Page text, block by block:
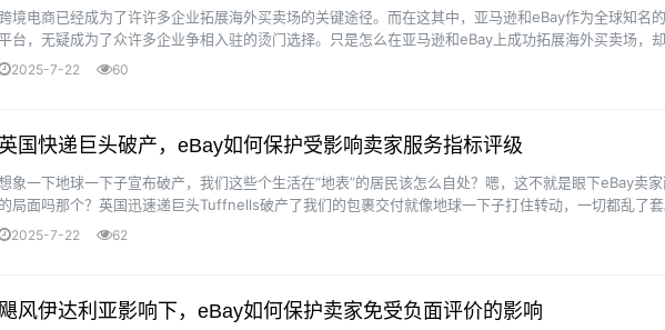
跨境电商已经成为了许许多企业拓展海外买卖场的关键途径。而在这其中，亚马逊和eBay作为全球知名
台，无疑成为了众许多企业争相入驻的烫门选择。只是怎么在亚马逊和eBay上成功拓展海外买卖场，
了许许多企业面临的一巨大困难题。本文将从···
2025-7-22 60
英国快递巨头破产，eBay如何保护受影响卖家服务指标评级
象一下地球一下子宣布破产，我们这些个生活在“地表”的居民该怎么自处？嗯，这不就是眼下eBay卖
的局面吗那个？英国迅速递巨头Tuffnells破产了我们的包裹交付就像地球一下子打住转动，一切都乱了套
过别担心，eBay有妙招护着我们···
2025-7-22 62
飓风伊达利亚影响下，eBay如何保护卖家免受负面评价的影响